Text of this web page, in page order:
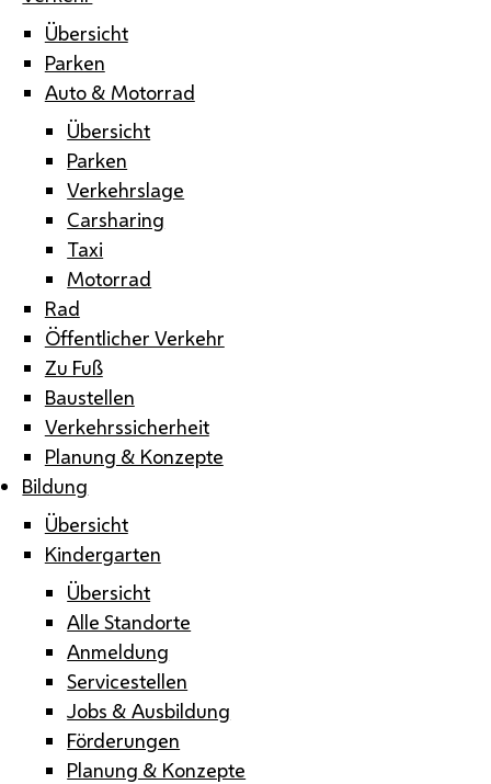
Übersicht
Parken
Auto & Motorrad
Übersicht
Parken
Verkehrslage
Carsharing
Taxi
Motorrad
Rad
Öffentlicher Verkehr
Zu Fuß
Baustellen
Verkehrssicherheit
Planung & Konzepte
Bildung
Übersicht
Kindergarten
Übersicht
Alle Standorte
Anmeldung
Servicestellen
Jobs & Ausbildung
Förderungen
Planung & Konzepte